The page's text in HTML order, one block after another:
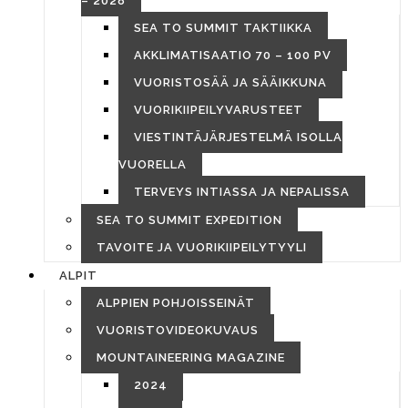
SEA TO SUMMIT TAKTIIKKA
AKKLIMATISAATIO 70 – 100 PV
VUORISTOSÄÄ JA SÄÄIKKUNA
VUORIKIIPEILYVARUSTEET
VIESTINTÄJÄRJESTELMÄ ISOLLA
VUORELLA
TERVEYS INTIASSA JA NEPALISSA
SEA TO SUMMIT EXPEDITION
TAVOITE JA VUORIKIIPEILYTYYLI
ALPIT
ALPPIEN POHJOISSEINÄT
VUORISTOVIDEOKUVAUS
MOUNTAINEERING MAGAZINE
2024